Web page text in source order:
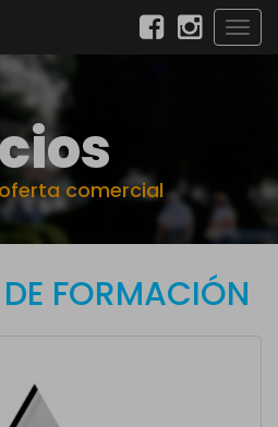
comercial
FORMACIÓN